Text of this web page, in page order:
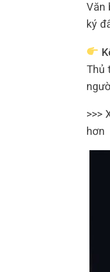
Văn
ký
Thủ
>>>
hơn